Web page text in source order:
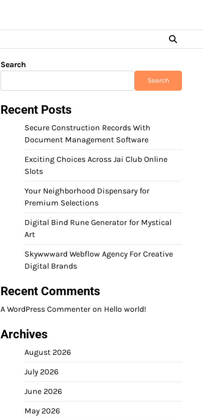
Search
Search
Recent Posts
Secure Construction Records With
Document Management Software
Exciting Choices Across Jai Club Online
Slots
Your Neighborhood Dispensary for
Premium Selections
Digital Bind Rune Generator for Mystical
Art
Skywwward Webflow Agency For Creative
Digital Brands
Recent Comments
A WordPress Commenter on Hello world!
Archives
August 2026
July 2026
June 2026
May 2026